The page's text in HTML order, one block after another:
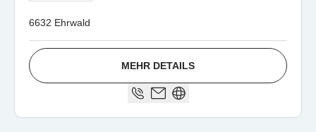
6632 Ehrwald
MEHR DETAILS